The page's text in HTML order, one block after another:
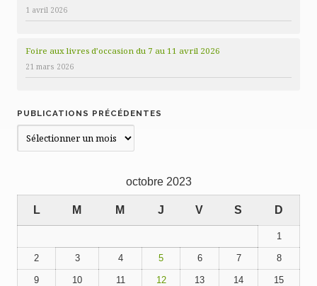
1 avril 2026
Foire aux livres d’occasion du 7 au 11 avril 2026
21 mars 2026
PUBLICATIONS PRÉCÉDENTES
Publications
octobre 2023
L M M J V S D
1
2 3 4 5 6 7 8
9 10 11 12 13 14 15